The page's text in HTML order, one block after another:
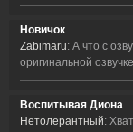
Новичок
Zabimaru: А что с
оригинальной
Воспитывая Диона
Нетолерантный: